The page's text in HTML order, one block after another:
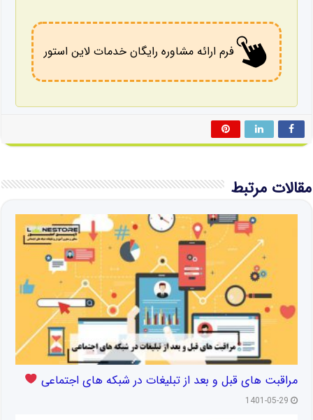
فرم ارائه مشاوره رایگان خدمات لاین استور
مقالات مرتبط
مراقبت های قبل و بعد از تبلیغات در شبکه های اجتماعی
1401-05-29